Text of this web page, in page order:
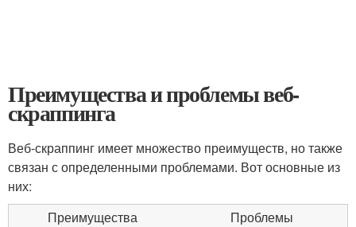
Преимущества и проблемы веб-
скраппинга
Веб-скраппинг имеет множество преимуществ, но также
связан с определенными проблемами. Вот основные из
них:
Преимущества
Проблемы